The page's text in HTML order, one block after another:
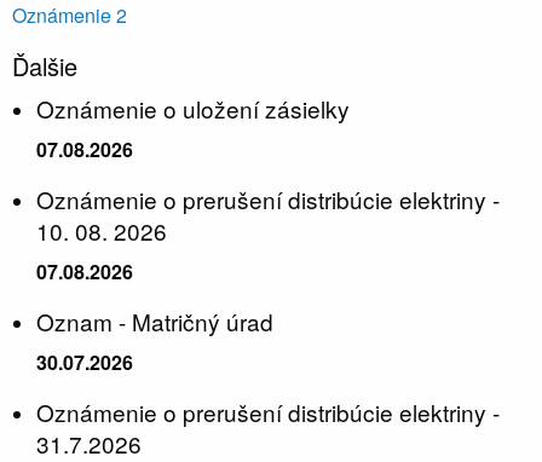
Oznámenie 2
Ďalšie
Oznámenie o uložení zásielky
07.08.2026
Oznámenie o prerušení distribúcie elektriny -
10. 08. 2026
07.08.2026
Oznam - Matričný úrad
30.07.2026
Oznámenie o prerušení distribúcie elektriny -
31.7.2026